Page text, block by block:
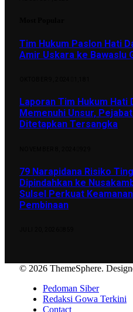
Tim Hukum Paslon Hati
Amir Uskara ke Bawaslu
Laporan Tim Hukum Hati
Memenuhi Unsur,
Ditetapkan Tersangka
79 Narapidana Risiko
Dipindahkan ke
Sulsel Perkuat
Pembinaan
© 2026 ThemeSphere.
Pedoman Siber
Redaksi Gowa Terkini
Contact